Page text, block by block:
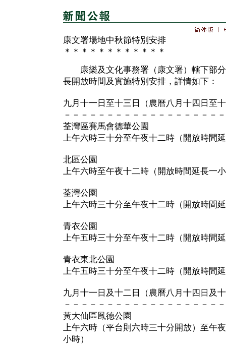
康文署場地中秋節特別安排
＊＊＊＊＊＊＊＊＊＊＊＊
康樂及文化事務署（康文署）轄下部分
長開放時間及實施特別安排，詳情如下：
九月十一日至十三日（農曆八月十四日至
－－－－－－－－－－－－－－－－－－
荃灣區賽馬會德華公園
上午六時三十分至午夜十二時（開放時間
北區公園
上午六時至午夜十二時（開放時間延長一
荃灣公園
上午六時三十分至午夜十二時（開放時間
青衣公園
上午五時三十分至午夜十二時（開放時間
青衣東北公園
上午五時三十分至午夜十二時（開放時間
九月十一日及十二日（農曆八月十四日及
－－－－－－－－－－－－－－－－－－
黃大仙區鳳德公園
上午六時（平台則六時三十分開放）至午
小時）